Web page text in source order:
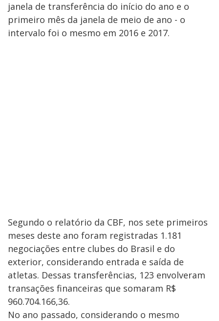
janela de transferência do início do ano e o
primeiro mês da janela de meio de ano - o
intervalo foi o mesmo em 2016 e 2017.
Segundo o relatório da CBF, nos sete primeiros
meses deste ano foram registradas 1.181
negociações entre clubes do Brasil e do
exterior, considerando entrada e saída de
atletas. Dessas transferências, 123 envolveram
transações financeiras que somaram R$
960.704.166,36.
No ano passado, considerando o mesmo